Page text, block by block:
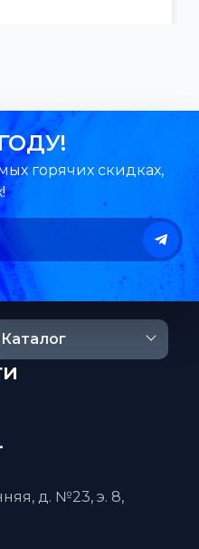
горячих скидках,
Каталог
д. №23, э. 8,